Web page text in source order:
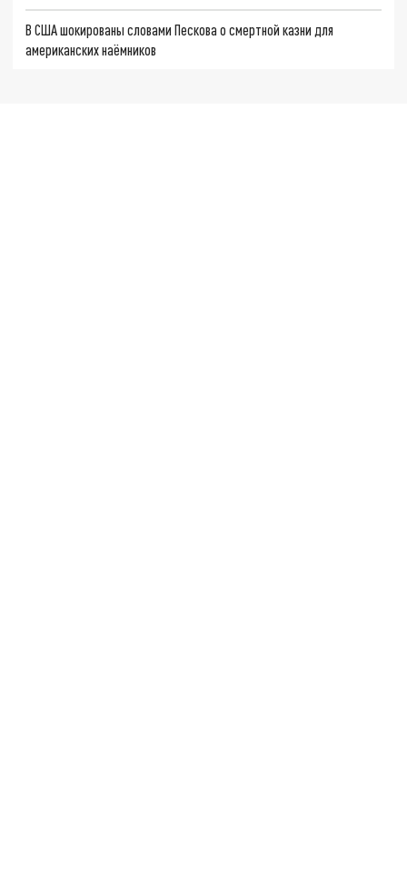
В США шокированы словами Пескова о смертной казни для
американских наёмников